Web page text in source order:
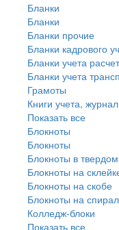
Бланки
Бланки
Бланки прочие
Бланки кадрового
Бланки учета
Бланки учета
Грамоты
Книги учета,
Показать все
Блокноты
Блокноты
Блокноты в
Блокноты на
Блокноты на скобе
Блокноты на
Колледж-блоки
Показать все